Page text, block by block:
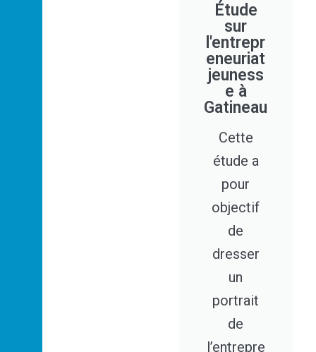
Étude
sur
l'entrepr
eneuriat
jeuness
e à
Gatineau
Cette
étude a
pour
objectif
de
dresser
un
portrait
de
l’entrepre